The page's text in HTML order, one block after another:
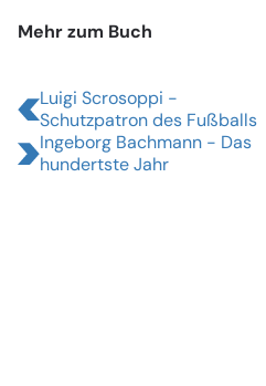
Mehr zum Buch
Luigi Scrosoppi -
Schutzpatron des Fußballs
Ingeborg Bachmann - Das
hundertste Jahr